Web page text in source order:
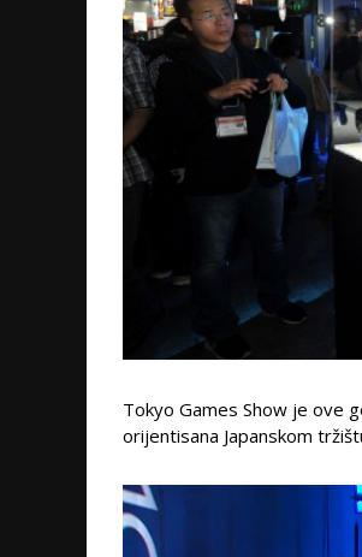
Tokyo Games Show je ove
orijentisana Japanskom